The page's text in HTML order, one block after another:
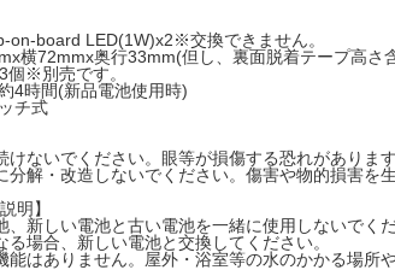
on-board LED(1W)x2※交換できません。
横72mmx奥行33mm(但し、裏面脱着テープ高さ
個※別売です。
4時間(新品電池使用時)
チ式
けないでください。眼等が損傷する恐れがあります
分解・改造しないでください。傷害や物的損害を
明】
、新しい電池と古い電池を一緒に使用しないでくだ
る場合、新しい電池と交換してください。
能はありません。屋外・浴室等の水のかかる場